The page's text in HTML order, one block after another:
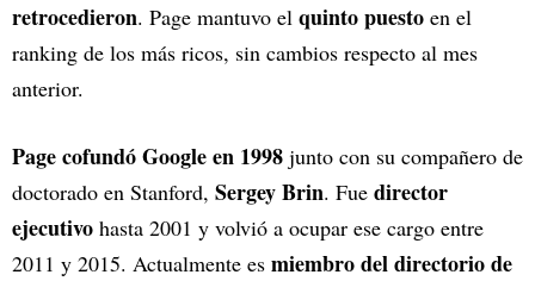
retrocedieron. Page mantuvo el quinto puesto en el
ranking de los más ricos, sin cambios respecto al mes
anterior.
Page cofundó Google en 1998 junto con su compañero de
doctorado en Stanford, Sergey Brin. Fue director
ejecutivo hasta 2001 y volvió a ocupar ese cargo entre
2011 y 2015. Actualmente es miembro del directorio de